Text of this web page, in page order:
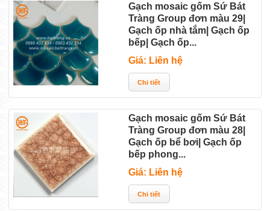
Gạch mosaic gốm Sứ Bát
Tràng Group đơn màu 29|
Gạch ốp nhà tắm| Gạch ốp
bếp| Gạch ốp...
Giá: Liên hệ
Gạch mosaic gốm Sứ Bát
Tràng Group đơn màu 28|
Gạch ốp bể bơi| Gạch ốp
bếp phong...
Giá: Liên hệ